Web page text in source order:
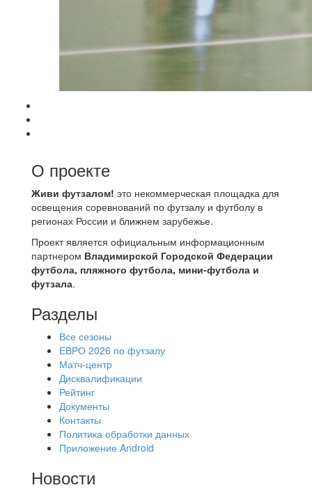
О проекте
Живи футзалом! это некоммерческая площадка для
освещения соревнований по футзалу и футболу в
регионах России и ближнем зарубежье.
Проект является официальным информационным
партнером Владимирской Городской Федерации
футбола, пляжного футбола, мини-футбола и
футзала.
Разделы
Все сезоны
ЕВРО 2026 по футзалу
Матч-центр
Дисквалификации
Рейтинг
Документы
Контакты
Политика обработки данных
Приложение Android
Новости